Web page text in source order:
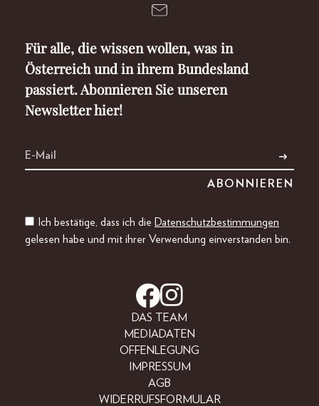
Für alle, die wissen wollen, was in
Österreich und in ihrem Bundesland
passiert. Abonnieren Sie unseren
Newsletter hier!
Ich bestätige, dass ich die Datenschutzbestimmungen
gelesen habe und mit ihrer Verwendung einverstanden bin.
DAS TEAM
MEDIADATEN
OFFENLEGUNG
IMPRESSUM
AGB
WIDERRUFSFORMULAR